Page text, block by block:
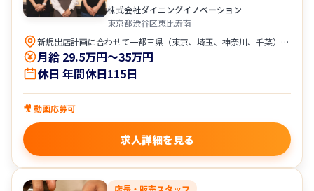
株式会社ダイニングイノベーション
東京都渋谷区恵比寿南
新規出店計画に合わせて一都三県（東京、埼玉、神奈川、千葉）に希望も考慮の上、配属予定です。
月給 29.5万円〜35万円
休日 年間休日115日
🎥 動画応募可
求人詳細を見る
店長・販売スタッフ